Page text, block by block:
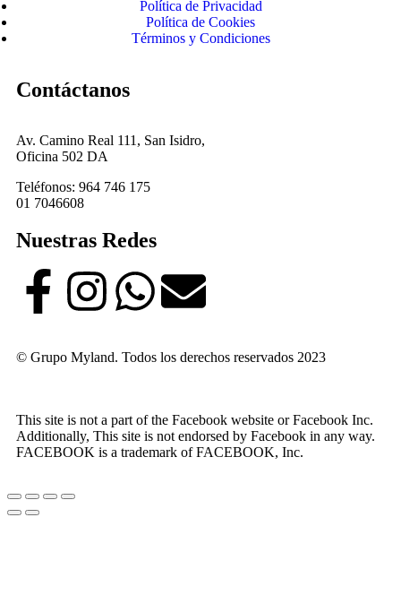
Política de Privacidad
Política de Cookies
Términos y Condiciones
Contáctanos
Av. Camino Real 111, San Isidro,
Oficina 502 DA
Teléfonos: 964 746 175
01 7046608
Nuestras Redes
© Grupo Myland. Todos los derechos reservados 2023
This site is not a part of the Facebook website or Facebook Inc.
Additionally, This site is not endorsed by Facebook in any way.
FACEBOOK is a trademark of FACEBOOK, Inc.